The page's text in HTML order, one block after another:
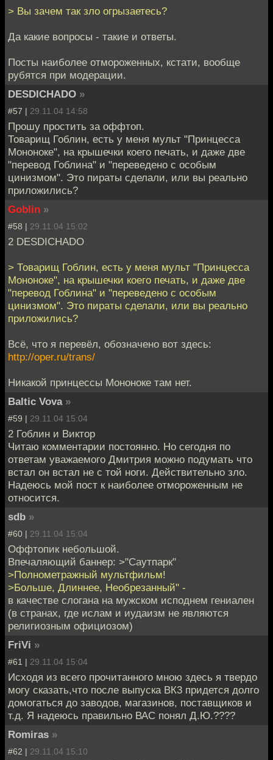
> Вы зачем так зло огрызаетесь?
Да какие вопросы - такие и ответы.
Посты наиболее отмороженных, кстати, вообще
рубятся при модерации.
DESDICHADO »
#57 | 29.11.04 14:58
Прошу простить за оффтоп.
Товарищ Гоблин, есть у меня мульт "Принцесса
Мононоке", на крышечки коего печать, и даже две
"перевод Гоблина" и "переведено с особым
цинизмом". Это пираты сделали, или вы реально
приложились?
Goblin »
#58 | 29.11.04 15:02
2 DESDICHADO
> Товарищ Гоблин, есть у меня мульт "Принцесса
Мононоке", на крышечки коего печать, и даже две
"перевод Гоблина" и "переведено с особым
цинизмом". Это пираты сделали, или вы реально
приложились?
Всё, что я перевёл, обозначено вот здесь:
http://oper.ru/trans/
Никакой принцессы Мононоке там нет.
Baltic Vova »
#59 | 29.11.04 15:04
2 Гоблин и Виктор
Читаю комментарии постоянно. Но сегодня по
ответам уважаемого Дмитрия можно подумать что
встал он встал не с той ноги. Действительно зло.
Надеюсь мой пост к наиболее отмороженным не
относится.
sdb »
#60 | 29.11.04 15:04
Оффтопик небольшой.
Впечаляющий баннер: >"Саутпарк"
>Полнометражный мультфильм!
>Больше, Длиннее, Необрезанный" -
в качестве слогана на мужском исподнем гениален
(в странах, где ислам и иудаизм не являются
религиозным официозом)
FriVi »
#61 | 29.11.04 15:04
Исходя из всего прочитанного мною здесь я твердо
могу сказать,что после выпуска ВК3 придется долго
домогаться до заводов, магазинов, поставщиков и
т.д. Я надеюсь правильно ВАС понял Д.Ю.????
Romiras »
#62 | 29.11.04 15:10